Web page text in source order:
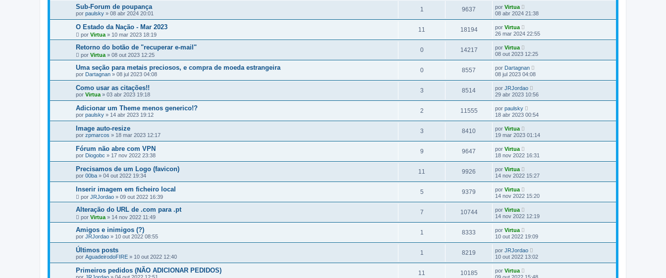
Sub-Forum de poupança
por paulsky » 08 abr 2024 20:01
1 9637 por Virtua
08 abr 2024 21:38
O Estado da Nação - Mar 2023
por Virtua » 10 mar 2023 18:19
11 18194 por Virtua
26 mar 2024 22:55
Retorno do botão de "recuperar e-mail"
por Virtua » 08 out 2023 12:25
0 14217 por Virtua
08 out 2023 12:25
Uma seção para metais preciosos, e compra de moeda estrangeira
por Dartagnan » 08 jul 2023 04:08
0 8557 por Dartagnan
08 jul 2023 04:08
Como usar as citações!!
por Virtua » 03 abr 2023 19:18
3 8514 por JRJordao
29 abr 2023 10:56
Adicionar um Theme menos generico!?
por paulsky » 14 abr 2023 19:12
2 11555 por paulsky
18 abr 2023 00:54
Image auto-resize
por zpmarcos » 18 mar 2023 12:17
3 8410 por Virtua
19 mar 2023 01:14
Fórum não abre com VPN
por Diogobc » 17 nov 2022 23:38
9 9647 por Virtua
18 nov 2022 16:31
Precisamos de um Logo (favicon)
por 00ba » 04 out 2022 19:34
11 9926 por Virtua
14 nov 2022 15:27
Inserir imagem em ficheiro local
por JRJordao » 09 out 2022 16:39
5 9379 por Virtua
14 nov 2022 15:20
Alteração do URL de .com para .pt
por Virtua » 14 nov 2022 11:49
7 10744 por Virtua
14 nov 2022 12:19
Amigos e inimigos (?)
por JRJordao » 10 out 2022 08:55
1 8333 por Virtua
10 out 2022 19:09
Últimos posts
por AguadeirodoFIRE » 10 out 2022 12:40
1 8219 por JRJordao
10 out 2022 13:02
Primeiros pedidos (NÃO ADICIONAR PEDIDOS) 11 10185 por Virtua